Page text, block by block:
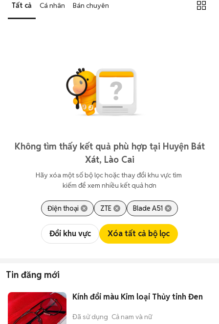
Tất cả Cá nhân Bán chuyên
Không tìm thấy kết quả phù hợp tại Huyện Bát
Xát, Lào Cai
Hãy xóa một số bộ lọc hoặc thay đổi khu vực tìm
kiếm để xem nhiều kết quả hơn
Điện thoại ZTE Blade A51
Đổi khu vực Xóa tất cả bộ lọc
Tin đăng mới
Kính đổi màu Kim loại Thủy tinh Đen
Đã sử dụng Cả nam và nữ